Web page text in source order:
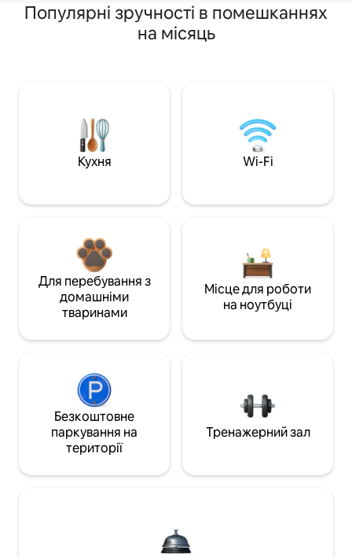
Популярні зручності в помешканнях
на місяць
Кухня Wi-Fi
Для перебування з
домашніми
тваринами
Місце для роботи
на ноутбуці
Безкоштовне
паркування на
території
Тренажерний зал